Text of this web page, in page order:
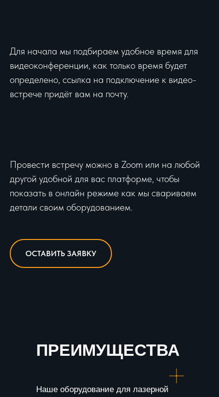
Для начала мы подбираем удобное время для
видеоконференции, как только время будет
определено, ссылка на подключение к видео-
встрече придёт вам на почту.
Провести встречу можно в Zoom или на любой
другой удобной для вас платформе, чтобы
показать в онлайн режиме как мы свариваем
детали своим оборудованием.
ОСТАВИТЬ ЗАЯВКУ
ПРЕИМУЩЕСТВА
Наше оборудование для лазерной